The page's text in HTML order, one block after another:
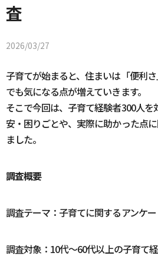
査
2026/03/27
子育てが始まると、住まいは「便利さ
でも気になる点が増えていきます。
そこで今回は、子育て経験者300人
安・困りごとや、実際に助かった点
ました。
調査概要
調査テーマ：子育てに関するアンケ
調査対象：10代〜60代以上の子育て